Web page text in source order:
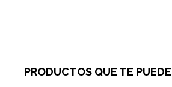
PRODUCTOS QUE TE